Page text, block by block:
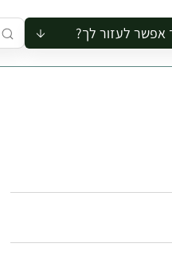
אפשר לעזור לך?
סיור לקבוצה